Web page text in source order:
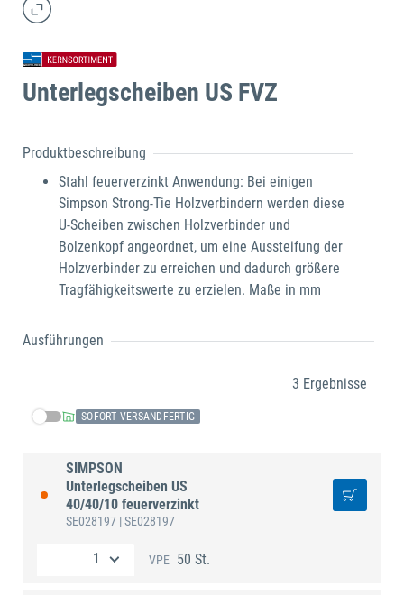
Unterlegscheiben US FVZ
Produktbeschreibung
Stahl feuerverzinkt Anwendung: Bei einigen
Simpson Strong-Tie Holzverbindern werden diese
U-Scheiben zwischen Holzverbinder und
Bolzenkopf angeordnet, um eine Aussteifung der
Holzverbinder zu erreichen und dadurch größere
Tragfähigkeitswerte zu erzielen. Maße in mm
Ausführungen
3 Ergebnisse
SOFORT VERSANDFERTIG
SIMPSON
Unterlegscheiben US
40/40/10 feuerverzinkt
SE028197 | SE028197
VPE 50 St.